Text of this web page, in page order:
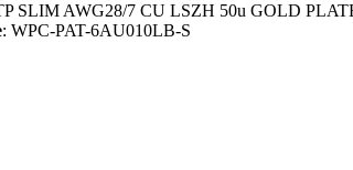
SLIM AWG28/7 CU LSZH 50u GOLD
: WPC-PAT-6AU010LB-S